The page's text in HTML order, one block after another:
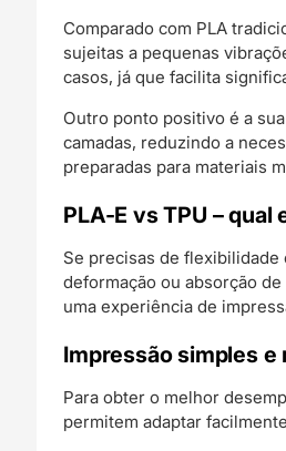
Comparado com PLA
sujeitas a pequenas
casos, já que facilita
Outro ponto positivo é a
camadas, reduzindo a
preparadas para materiais
PLA-E vs TPU – qual
Se precisas de flexibilidade
deformação ou absorção
uma experiência de
Impressão simples
Para obter o melhor
permitem adaptar